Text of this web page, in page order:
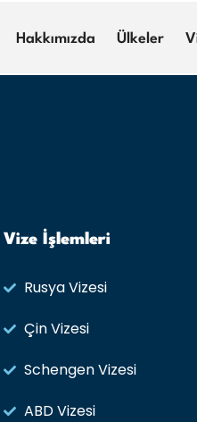
Hakkımızda Ülkeler
Vize İşlemleri
Rusya Vizesi​
Çin Vizesi
Schengen Vizesi
ABD Vizesi